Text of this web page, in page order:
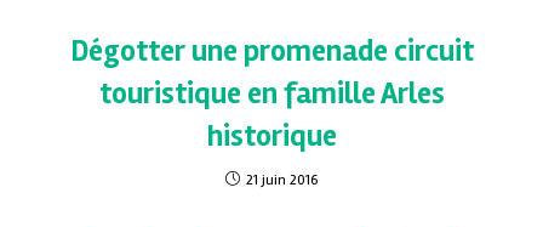
Dégotter une promenade circuit
touristique en famille Arles
historique
21 juin 2016